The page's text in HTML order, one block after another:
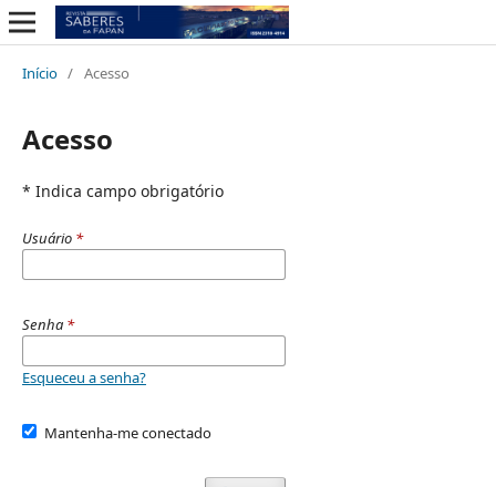
Início / Acesso
Acesso
* Indica campo obrigatório
Usuário *
Senha *
Esqueceu a senha?
Mantenha-me conectado